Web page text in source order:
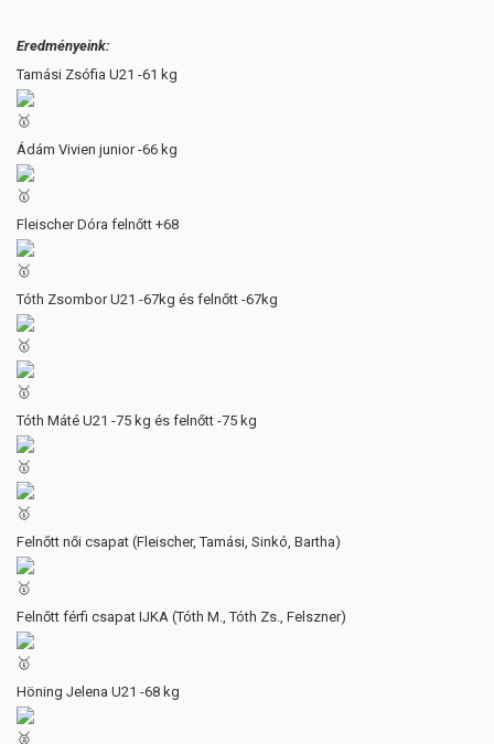
Eredményeink:
Tamási Zsófia U21 -61 kg
Ádám Vivien junior -66 kg
Fleischer Dóra felnőtt +68
Tóth Zsombor U21 -67kg és felnőtt -67kg
Tóth Máté U21 -75 kg és felnőtt -75 kg
Felnőtt női csapat (Fleischer, Tamási, Sinkó, Bartha)
Felnőtt férfi csapat IJKA (Tóth M., Tóth Zs., Felszner)
Höning Jelena U21 -68 kg